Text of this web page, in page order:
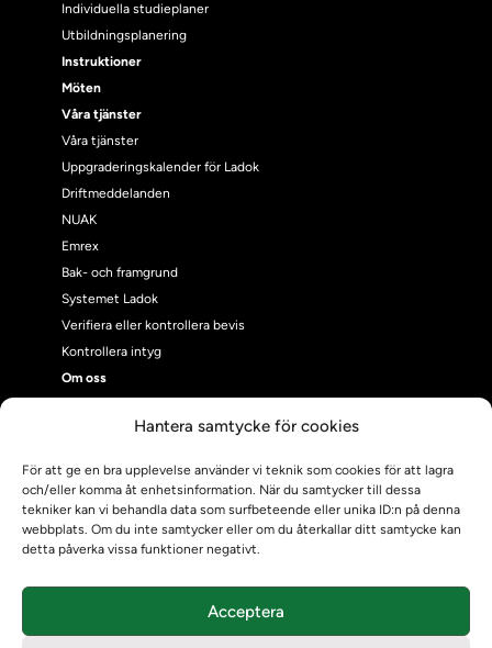
Hantera samtycke för cookies
För att ge en bra upplevelse använder vi teknik som cookies för att lagra
och/eller komma åt enhetsinformation. När du samtycker till dessa
tekniker kan vi behandla data som surfbeteende eller unika ID:n på denna
webbplats. Om du inte samtycker eller om du återkallar ditt samtycke kan
detta påverka vissa funktioner negativt.
Acceptera
Individuella studieplaner
Utbildningsplanering
Instruktioner
Möten
Våra tjänster
Våra tjänster
Uppgraderingskalender för Ladok
Driftmeddelanden
NUAK
Emrex
Bak- och framgrund
Systemet Ladok
Verifiera eller kontrollera bevis
Kontrollera intyg
Om oss
Om Ladokkonsortiet
Vision, strategi och produktplan
Teamens sammansättning och arbetet på Ladokkonsortiet
Användarkontakter
Policyer och dokument